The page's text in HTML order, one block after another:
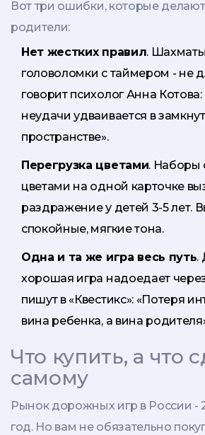
Вот три ошибки, которые
родители:
Нет жестких правил.
головоломки с таймером - не
говорит психолог Анна Котова:
неудачи удваивается в
пространстве».
Перегрузка цветами. Наборы
цветами на одной карточке
раздражение у детей 3-5 лет.
спокойные, мягкие тона.
Одна и та же игра весь путь.
хорошая игра надоедает через
пишут в «Квестикс»: «Потеря
вина ребенка, а вина
Что купить, а что
самому
Рынок дорожных игр в России -
год. Но вам не обязательно